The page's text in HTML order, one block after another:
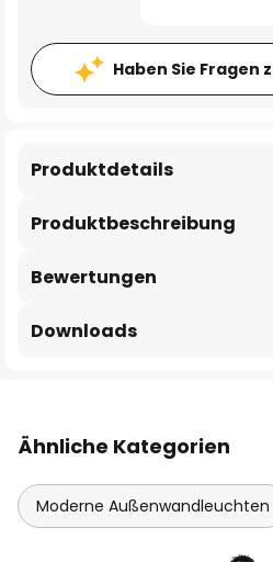
Haben Sie Fragen
Produktbeschreibung
Produktdetails
Bewertungen
Downloads
Ähnliche Kategorien
Moderne Außenwandleuchten